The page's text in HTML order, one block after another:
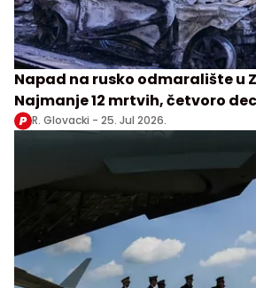
Napad na rusko odmaralište u
Najmanje 12 mrtvih, četvoro
R. Glovacki - 25. Jul 2026.